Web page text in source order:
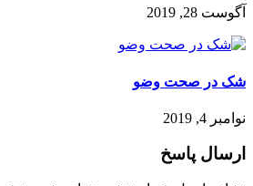
آگوست 28, 2019
️شک در صحت وضو
نوامبر 4, 2019
ارسال پاسخ